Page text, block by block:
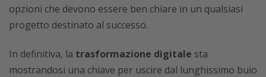
opzioni che devono essere ben chiare in un qualsiasi
progetto destinato al successo.
In definitiva, la trasformazione digitale sta
mostrandosi una chiave per uscire dal lunghissimo buio